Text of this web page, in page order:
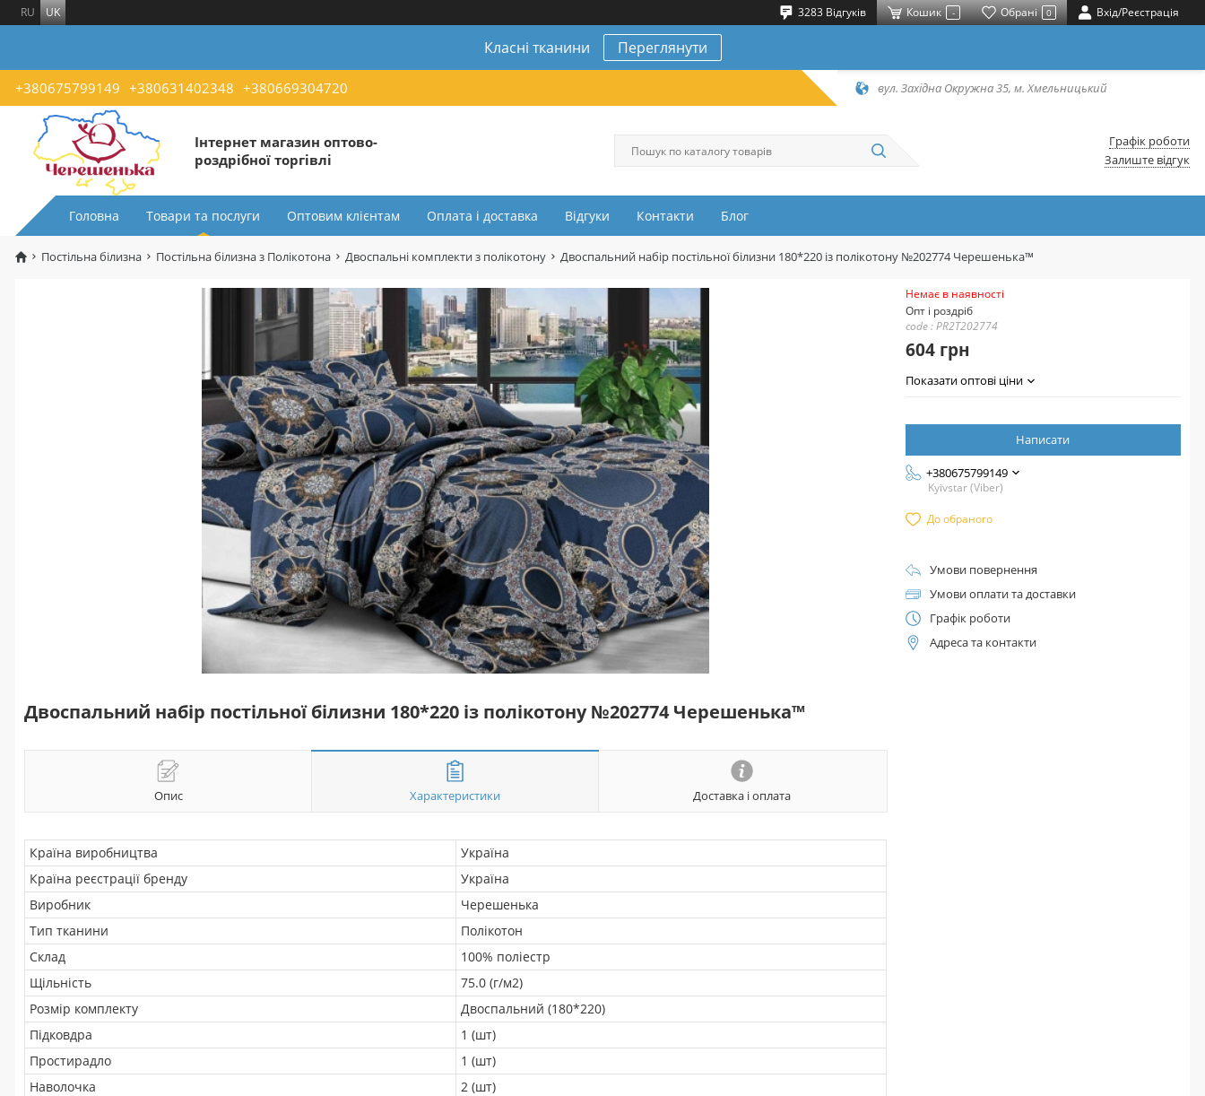
RU UK 3283 Відгуків Кошик - Обрані 0 Вхід/Реєстрація
Класні тканини Переглянути
+380675799149 +380631402348 +380669304720 вул. Західна Окружна 35, м. Хмельницький
Інтернет магазин оптово-
роздрібної торгівлі
Графік роботи
Залиште відгук
Головна Товари та послуги Оптовим клієнтам Оплата і доставка Відгуки Контакти Блог
Постільна білизна Постільна білизна з Полікотона Двоспальні комплекти з полікотону Двоспальний набір постільної білизни 180*220 із полікотону №202774 Черешенька™
Двоспальний набір постільної білизни 180*220 із полікотону №202774 Черешенька™
Опис Характеристики Доставка і оплата
Країна виробництва
Україна
Країна реєстрації бренду
Україна
Виробник
Черешенька
Тип тканини
Полікотон
Склад
100% поліестр
Щільність
75.0 (г/м2)
Розмір комплекту
Двоспальний (180*220)
Підковдра
1 (шт)
Простирадло
1 (шт)
Наволочка
2 (шт)
Немає в наявності
Опт і роздріб
code : PR2T202774
604 грн
Показати оптові ціни
Написати
+380675799149
Kyivstar (Viber)
До обраного
Умови повернення
Умови оплати та доставки
Графік роботи
Адреса та контакти